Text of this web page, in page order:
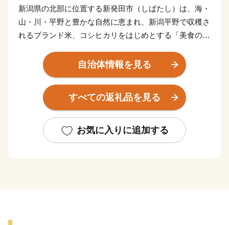
新潟県の北部に位置する新発田市（しばたし）は、海・
山・川・平野と豊かな自然に恵まれ、新潟平野で収穫さ
れるブランド米、コシヒカリをはじめとする「美食の
三階櫓という新発田のシンボル新発田城のある城下町で
もあります。歴史と文化が漂うまちをお愉しみいただい
た後は、全国でもトップクラスの硫黄成分含有量を誇る
名湯『月岡温泉』で、エメラルドグリーンに輝くお湯を
味を堪能できます。
観光スポットに立ち寄り、旅館でゆったり、美味しい料
自治体情報を見る
すべての返礼品を見る
お気に入りに追加する